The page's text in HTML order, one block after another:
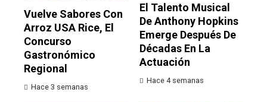
Vuelve Sabores Con
Arroz USA Rice, El
Concurso
Gastronómico
Regional
Hace 3 semanas
El Talento Musical
De Anthony Hopkins
Emerge Después De
Décadas En La
Actuación
Hace 4 semanas